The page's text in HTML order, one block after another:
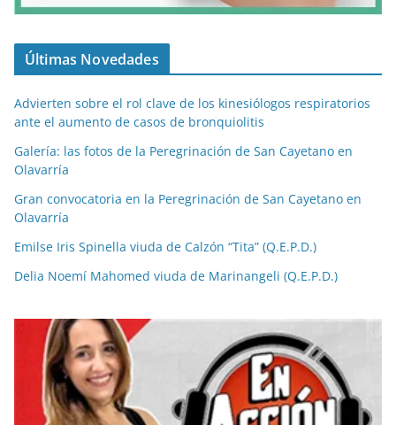
Últimas Novedades
Advierten sobre el rol clave de los kinesiólogos respiratorios
ante el aumento de casos de bronquiolitis
Galería: las fotos de la Peregrinación de San Cayetano en
Olavarría
Gran convocatoria en la Peregrinación de San Cayetano en
Olavarría
Emilse Iris Spinella viuda de Calzón “Tita” (Q.E.P.D.)
Delia Noemí Mahomed viuda de Marinangeli (Q.E.P.D.)